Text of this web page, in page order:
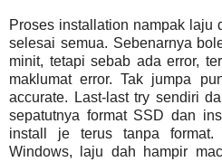
Proses installation nampak laju
selesai semua. Sebenarnya
minit, tetapi sebab ada error,
maklumat error. Tak jumpa
accurate. Last-last try sendiri
sepatutnya format SSD dan
install je terus tanpa
Windows, laju dah hampir